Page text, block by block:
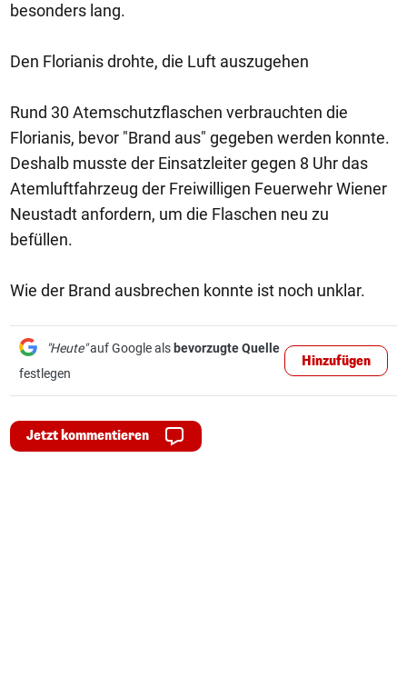
besonders lang.
Den Florianis drohte, die Luft auszugehen
Rund 30 Atemschutzflaschen verbrauchten die
Florianis, bevor "Brand aus" gegeben werden konnte.
Deshalb musste der Einsatzleiter gegen 8 Uhr das
Atemluftfahrzeug der Freiwilligen Feuerwehr Wiener
Neustadt anfordern, um die Flaschen neu zu
befüllen.
Wie der Brand ausbrechen konnte ist noch unklar.
"Heute"auf Google als bevorzugte Quelle
festlegen
Hinzufügen
Jetzt kommentieren